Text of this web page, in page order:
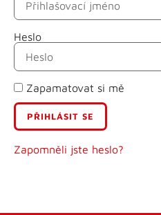
Heslo
Zapamatovat si mě
Zapomněli jste heslo?
Příjmení
E-mail
Uživatelské jméno